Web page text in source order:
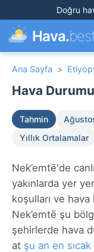
Doğru
Hava.
Ana Sayfa >
Hava
Tahmin
Yıllık Ortalamalar
Nek’emtē'de
yakınlarda yer
koşulları ve
Nek’emtē şu
şehirlerde hava
at şu an en